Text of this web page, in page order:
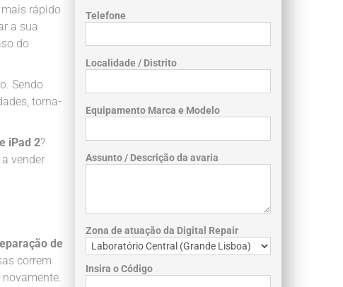
rápido
a sua
do
Sendo
torna-
iPad 2?
vender
de
correm
Telefone
Localidade / Distrito
Equipamento Marca e Modelo
Assunto / Descrição da avaria
Zona de atuação da Digital Repair
Insira o Código